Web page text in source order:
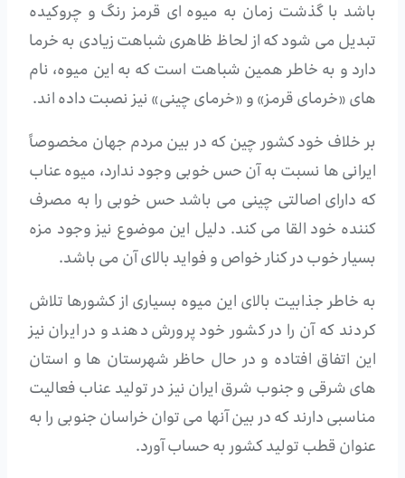
باشد با گذشت زمان به میوه ای قرمز رنگ و چروکیده
تبدیل می شود که از لحاظ ظاهری شباهت زیادی به خرما
دارد و به خاطر همین شباهت است که به این میوه، نام
های «خرمای قرمز» و «خرمای چینی» نیز نصبت داده اند.
بر خلاف خود کشور چین که در بین مردم جهان مخصوصاً
ایرانی ها نسبت به آن حس خوبی وجود ندارد، میوه عناب
که دارای اصالتی چینی می باشد حس خوبی را به مصرف
کننده خود القا می کند. دلیل این موضوع نیز وجود مزه
بسیار خوب در کنار خواص و فواید بالای آن می باشد.
به خاطر جذابیت بالای این میوه بسیاری از کشورها تلاش
کردند که آن را در کشور خود پرورش دهند و در ایران نیز
این اتفاق افتاده و در حال حاظر شهرستان ها و استان
های شرقی و جنوب شرق ایران نیز در تولید عناب فعالیت
مناسبی دارند که در بین آنها می توان خراسان جنوبی را به
عنوان قطب تولید کشور به حساب آورد.